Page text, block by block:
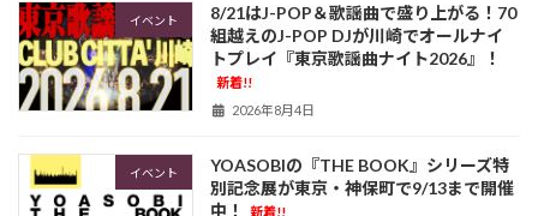
イベント
8/21はJ-POP＆歌謡曲で盛り上がる！70
組越えのJ-POP DJが川崎でオールナイ
トプレイ『東京歌謡曲ナイト2026』！
新着!!
2026年8月4日
イベント
YOASOBIの『THE BOOK』シリーズ特
別記念展が東京・神保町で9/13まで開催
中！
新着!!